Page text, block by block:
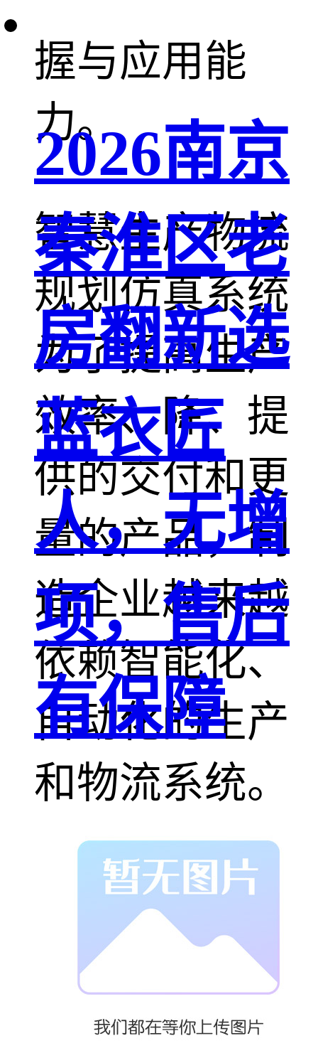
握与应用能
力。
智慧生产物流
规划仿真系统
为了提高生产
效率、降、提
供的交付和更
量的产品，制
造企业越来越
依赖智能化、
自动化的生产
和物流系统。
物流是现代供
应链的关键环
节，它不仅需
要高度的操
2026南京
秦淮区老
房翻新选
蓝衣匠
人，无增
项，售后
有保障